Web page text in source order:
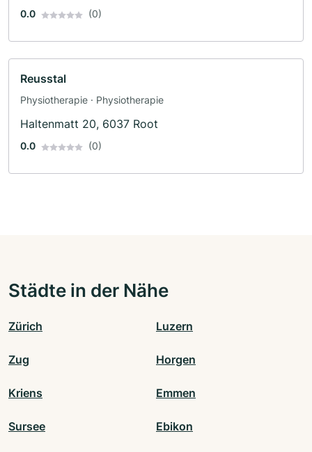
0.0 (0)
Reusstal
Physiotherapie · Physiotherapie
Haltenmatt 20, 6037 Root
0.0 (0)
Städte in der Nähe
Zürich Luzern
Zug Horgen
Kriens Emmen
Sursee Ebikon